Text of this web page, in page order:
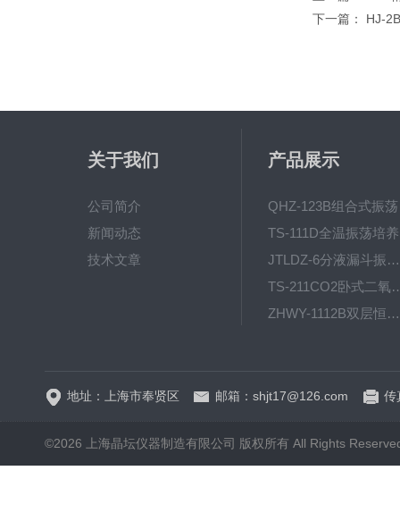
下一篇： HJ-
关于我们
公司简介
新闻动态
技术文章
产品展示
JTLDZ-6分液漏斗振荡器
TS-211CO2卧式
ZHWY-1112B双层恒温培养摇床
地址：上海市奉贤区 邮箱：shjt17@126.com 传
©2026 上海晶坛仪器制造有限公司 版权所有 All Rights